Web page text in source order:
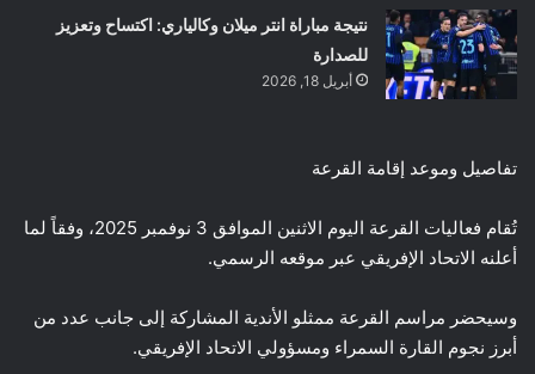
نتيجة مباراة انتر ميلان وكالياري: اكتساح وتعزيز
للصدارة
أبريل 18, 2026
تفاصيل وموعد إقامة القرعة
تُقام فعاليات القرعة اليوم الاثنين الموافق 3 نوفمبر 2025، وفقاً لما
أعلنه الاتحاد الإفريقي عبر موقعه الرسمي.
وسيحضر مراسم القرعة ممثلو الأندية المشاركة إلى جانب عدد من
أبرز نجوم القارة السمراء ومسؤولي الاتحاد الإفريقي.